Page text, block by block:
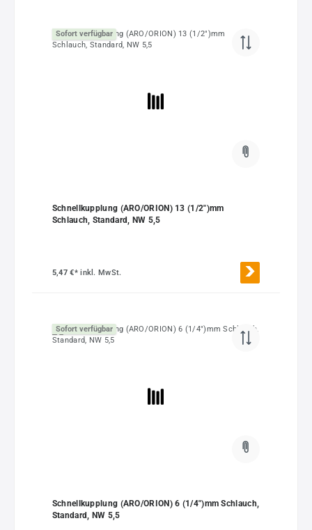
Sofort verfügbar
Schnellkupplung (ARO/ORION) 13 (1/2")mm
Schlauch, Standard, NW 5,5
5,47 €*inkl. MwSt.
Sofort verfügbar
Schnellkupplung (ARO/ORION) 6 (1/4")mm Schlauch,
Standard, NW 5,5